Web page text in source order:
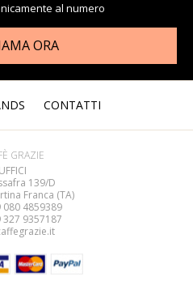
al numero
ORA
CONTATTI
GRAZIE
UFFICI
139/D
Franca (TA)
0804859389
327 9357187